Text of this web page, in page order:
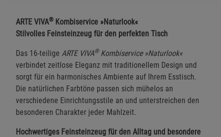
ARTE VIVA®Kombiservice »Naturlook«
Stilvolles Feinsteinzeug für den perfekten Tisch
Das 16-teilige ARTE VIVA®Kombiservice »Naturlook«
verbindet zeitlose Eleganz mit traditionellem Design und
sorgt für ein harmonisches Ambiente auf Ihrem Esstisch.
Die natürlichen Farbtöne passen sich mühelos an
verschiedene Einrichtungsstile an und unterstreichen den
besonderen Charakter jeder Mahlzeit.
Hochwertiges Feinsteinzeug für den Alltag und besondere